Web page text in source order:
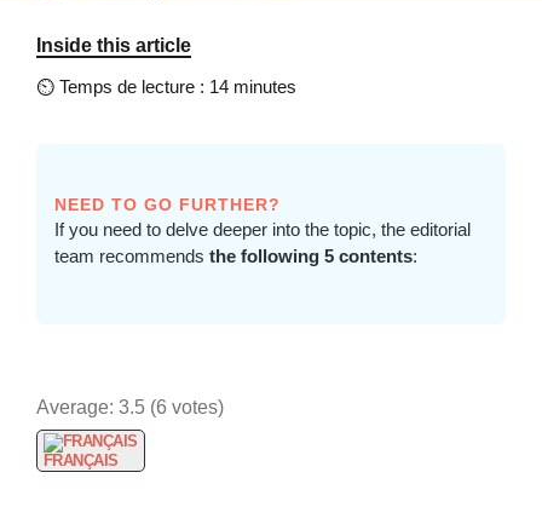
Inside this article
⏲ Temps de lecture : 14 minutes
NEED TO GO FURTHER?
If you need to delve deeper into the topic, the editorial
team recommends the following 5 contents:
Average: 3.5 (6 votes)
FRANÇAIS